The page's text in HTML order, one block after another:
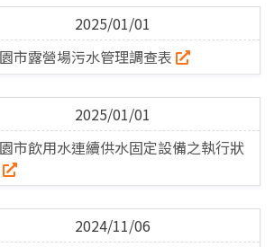
理
2025/01/01
市露營場污水管理調查表
2025/01/01
市飲用水連續供水固定設備之執行狀
2024/11/06